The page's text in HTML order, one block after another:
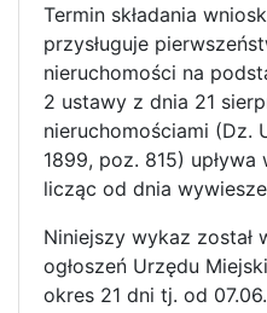
Termin składania
przysługuje
nieruchomości na
2 ustawy z dnia 21
nieruchomościami (Dz.
1899, poz. 815)
licząc od dnia
Niniejszy wykaz został
ogłoszeń Urzędu
okres 21 dni tj. od